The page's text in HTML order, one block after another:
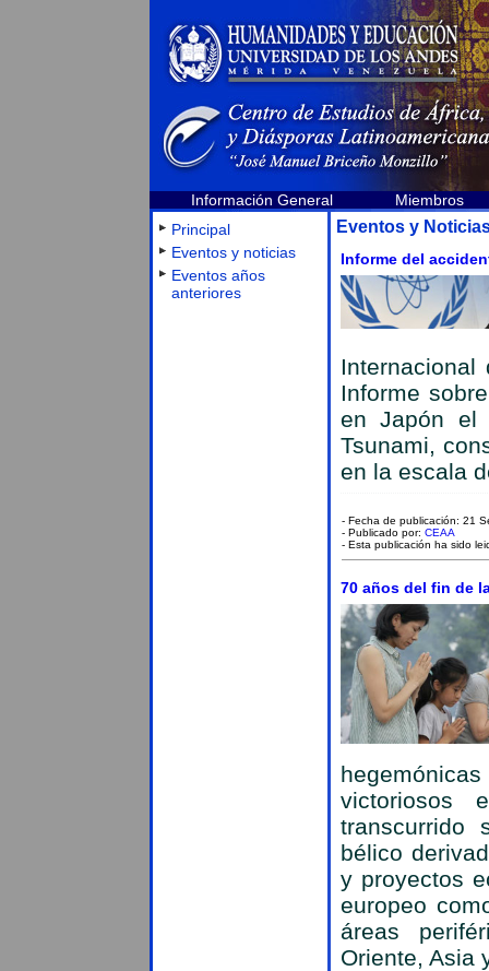
Información General
Miembros
Principal
Eventos y noticias
Eventos años
anteriores
Eventos y
Informe del
Internacional
Informe
en Japón el
Tsunami,
en la escala
- Fecha de publicación: 21
- Publicado por: CEAA
- Esta publicación ha sido
70 años del fin de
victoriosos
transcurrido
bélico
y proyectos
europeo
áreas
Oriente, Asia